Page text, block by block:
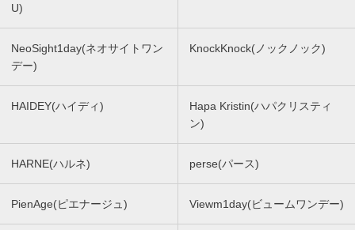
U)
NeoSight1day(ネオサイトワン
デー)
KnockKnock(ノックノック)
HAIDEY(ハイディ)
Hapa Kristin(ハパクリスティ
ン)
HARNE(ハルネ) perse(パース)
PienAge(ピエナージュ) Viewm1day(ビュームワンデー)